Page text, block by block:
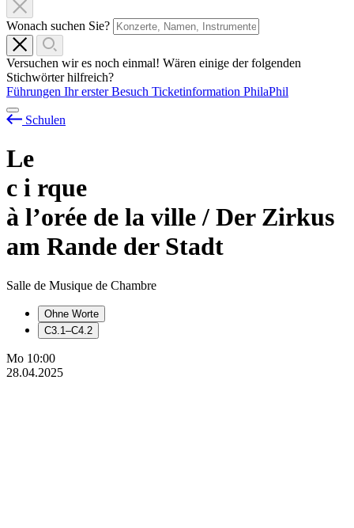
Wonach suchen Sie?
Versuchen wir es noch einmal! Wären einige der folgenden
Stichwörter hilfreich?
Führungen Ihr erster Besuch Ticketinformation PhilaPhil
Schulen
Le
c i rque
à l’orée de la ville / Der Zirkus
am Rande der Stadt
Salle de Musique de Chambre
Ohne Worte
C3.1–C4.2
Mo 10:00
28.04.2025